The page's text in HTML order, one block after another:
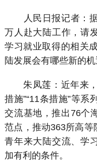
人民日报记者：据
万人赴大陆工作，请
学习就业取得的相关
陆发展会有哪些新的机
朱凤莲：近年来，
措施”“11条措施”等
交流基地，推出76个
范点，推动363所高
青年来大陆交流、学
加有利的条件。